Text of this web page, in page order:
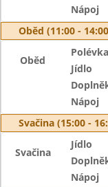
Nápoj
Oběd (11:00 -
Oběd
Polévka
Jídlo
Nápoj
Svačina (15:00 -
Svačina
Jídlo
Nápoj